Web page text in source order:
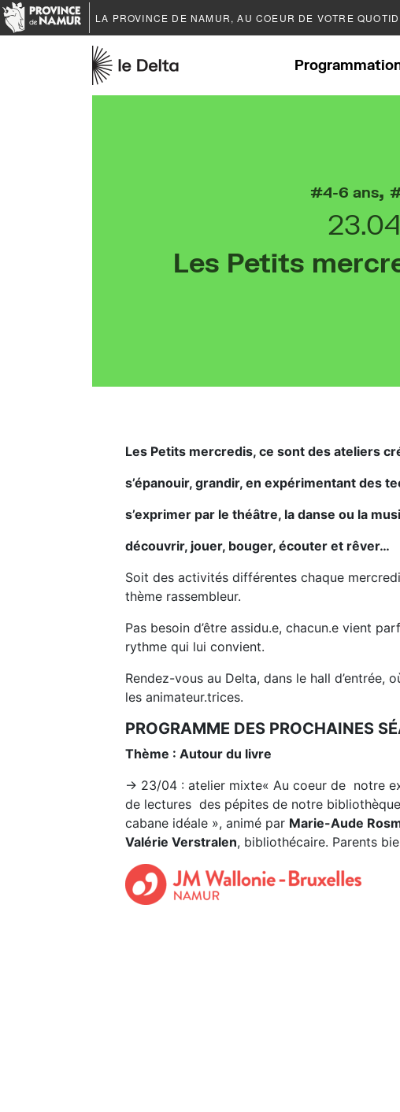
LA PROVINCE DE NAMUR, AU COEUR DE VOTRE
4-6 ans,
Les Petits
Les Petits mercredis, ce sont des ateliers
s’épanouir, grandir, en expérimentant des
s’exprimer par le théâtre, la danse ou la
découvrir, jouer, bouger, écouter et rêver…
Soit des activités différentes chaque
thème rassembleur.
Pas besoin d’être assidu.e, chacun.e vient
rythme qui lui convient.
Rendez-vous au Delta, dans le hall d’entrée,
les animateur.trices.
PROGRAMME DES PROCHAINES
Thème : Autour du livre
→ 23/04 : atelier mixte« Au coeur de notre
de lectures des pépites de notre
cabane idéale », animé par Marie-Aude
Valérie Verstralen, bibliothécaire. Parents